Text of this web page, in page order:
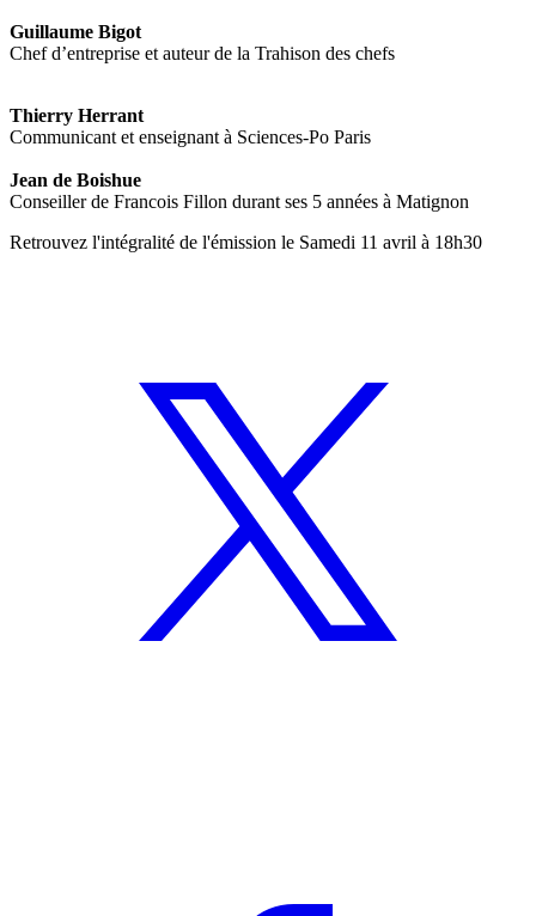
Guillaume Bigot
Chef d’entreprise et auteur de la Trahison des chefs
Thierry Herrant
Communicant et enseignant à Sciences-Po Paris
Jean de Boishue
Conseiller de Francois Fillon durant ses 5 années à Matignon
Retrouvez l'intégralité de l'émission le Samedi 11 avril à 18h30